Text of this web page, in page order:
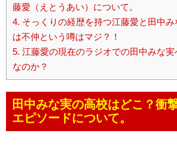
藤愛（えとうあい）について。
4. そっくりの経歴を持つ江藤愛と田中
は不仲という噂はマジ？！
5. 江藤愛の現在のラジオでの田中みな
なのか？
田中みな実の高校はどこ？衝
エピソードについて。